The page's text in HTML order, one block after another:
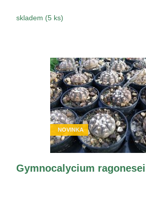
skladem (5 ks)
NOVINKA
Gymnocalycium